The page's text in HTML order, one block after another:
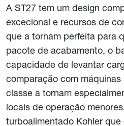
A ST27 tem um design
excecional e recursos de
que a tornam perfeita para
pacote de acabamento, o
capacidade de levantar
comparação com
classe a tornam
locais de operação
turboalimentado Kohler